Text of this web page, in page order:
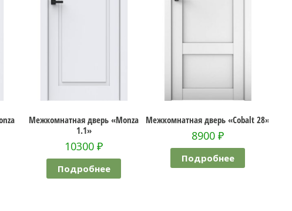
Межкомнатная дверь «Monza
10300₽
Подробнее
Межкомнатная дверь «Cobalt 28»
8900₽
Подробнее